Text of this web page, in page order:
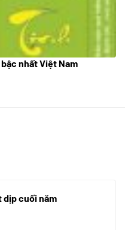
nhất Việt Nam
dịp cuối năm